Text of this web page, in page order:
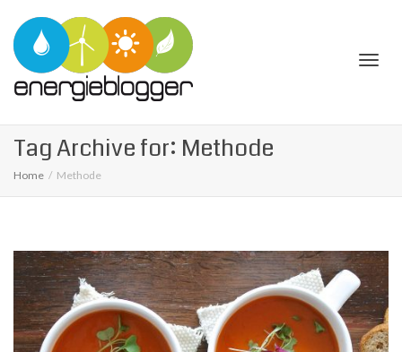
Tag Archive for: Methode
Home Methode